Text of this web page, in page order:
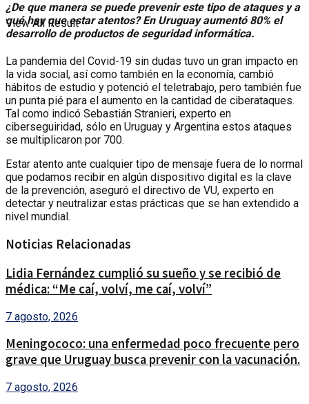
View All Result
¿De que manera se puede prevenir este tipo de ataques y a
qué hay que estar atentos? En Uruguay aumentó 80% el
desarrollo de productos de seguridad informática.
La pandemia del Covid-19 sin dudas tuvo un gran impacto en
la vida social, así como también en la economía, cambió
hábitos de estudio y potenció el teletrabajo, pero también fue
un punta pié para el aumento en la cantidad de ciberataques.
Tal como indicó Sebastián Stranieri, experto en
ciberseguiridad, sólo en Uruguay y Argentina estos ataques
se multiplicaron por 700.
Estar atento ante cualquier tipo de mensaje fuera de lo normal
que podamos recibir en algún dispositivo digital es la clave
de la prevención, aseguró el directivo de VU, experto en
detectar y neutralizar estas prácticas que se han extendido a
nivel mundial.
Noticias Relacionadas
Lidia Fernández cumplió su sueño y se recibió de
médica: “Me caí, volví, me caí, volví”
7 agosto, 2026
Meningococo: una enfermedad poco frecuente pero
grave que Uruguay busca prevenir con la vacunación.
7 agosto, 2026